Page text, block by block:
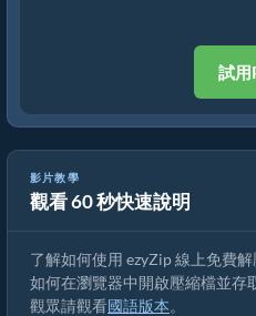
試用
影片教學
觀看 60 秒快速說明
如何使用 ezyZip 線上解壓縮檔案
了解如何使用 ezyZip 線上免費
如何在瀏覽器中開啟壓縮檔並存
觀眾請觀看國語版本。